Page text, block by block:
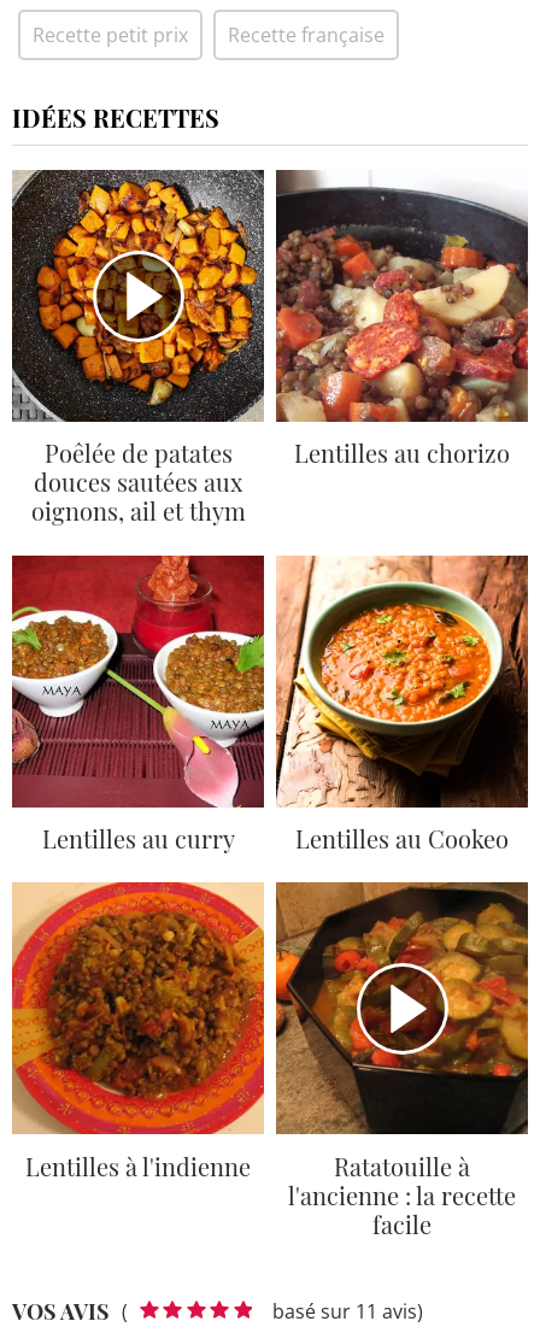
Recette petit prix Recette française
IDÉES RECETTES
Poêlée de patates
douces sautées aux
oignons, ail et thym
Lentilles au chorizo
Lentilles au curry Lentilles au Cookeo
Lentilles à l'indienne
Ratatouille à
l'ancienne : la recette
facile
VOS AVIS ( basé sur 11 avis)